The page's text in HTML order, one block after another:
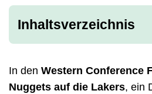
Inhaltsverzeichnis
In den Western Conference
Nuggets auf die Lakers, ein